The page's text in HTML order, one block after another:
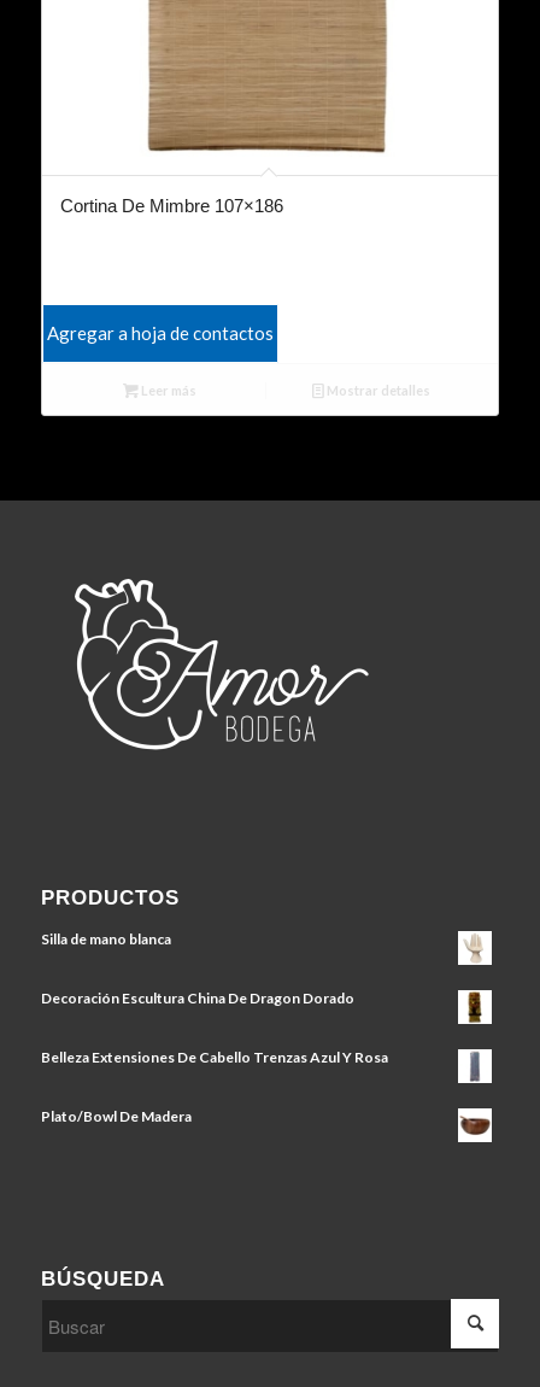
Cortina De Mimbre 107×186
Agregar a hoja de contactos
Leer más Mostrar detalles
PRODUCTOS
Silla de mano blanca
Decoración Escultura China De Dragon Dorado
Belleza Extensiones De Cabello Trenzas Azul Y Rosa
Plato/Bowl De Madera
BÚSQUEDA